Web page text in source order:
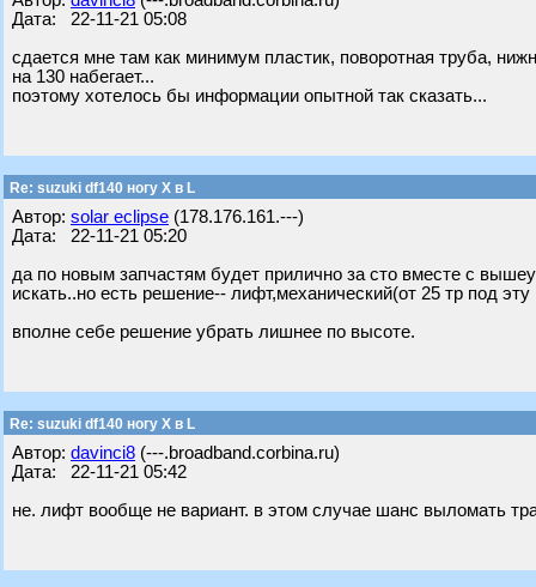
Дата: 22-11-21 05:08
сдается мне там как минимум пластик, поворотная труба,
на 130 набегает...
поэтому хотелось бы информации опытной так сказать...
Re: suzuki df140 ногу X в L
Автор: solar eclipse (178.176.161.---)
Дата: 22-11-21 05:20
да по новым запчастям будет прилично за сто вместе с
искать..но есть решение-- лифт,механический(от 25 тр под
вполне себе решение убрать лишнее по высоте.
Re: suzuki df140 ногу X в L
Автор: davinci8 (---.broadband.corbina.ru)
Дата: 22-11-21 05:42
не. лифт вообще не вариант. в этом случае шанс выломать